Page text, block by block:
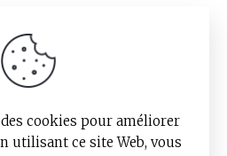
2 Next page
cookies pour améliorer
utilisant ce site Web, vous